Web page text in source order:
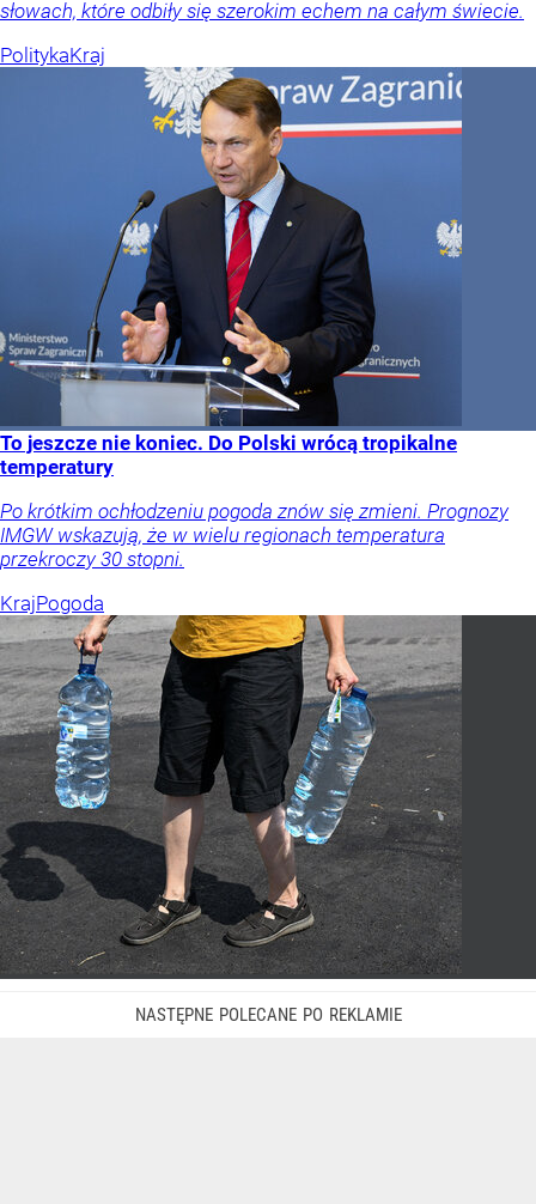
słowach, które odbiły się szerokim echem na całym świecie.
PolitykaKraj
To jeszcze nie koniec. Do Polski wrócą tropikalne
temperatury
Po krótkim ochłodzeniu pogoda znów się zmieni. Prognozy
IMGW wskazują, że w wielu regionach temperatura
przekroczy 30 stopni.
KrajPogoda